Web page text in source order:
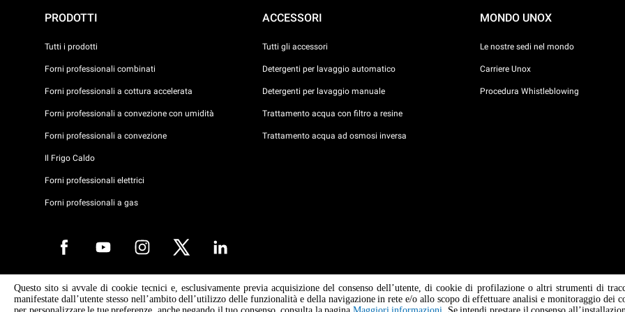
PRODOTTI
Tutti i prodotti
Forni professionali combinati
Forni professionali a cottura accelerata
Forni professionali a convezione con umidità
Forni professionali a convezione
Il Frigo Caldo
Forni professionali elettrici
Forni professionali a gas
ACCESSORI
Tutti gli accessori
Detergenti per lavaggio automatico
Detergenti per lavaggio manuale
Trattamento acqua con filtro a resine
Trattamento acqua ad osmosi inversa
MONDO UNOX
Le nostre sedi nel mondo
Carriere Unox
Procedura Whistleblowing
Copyright 2026 UNOX S.p.A. Tutti i diritti riservati. Reg. Imp. Padova n°
04230750285 - R.E.A. Padova 372835 - Cap. Soc. 5.000.000 € i.v - P.IVA / C.F.
Questo sito si avvale di cookie tecnici e, esclusivamente previa acquisizione del consenso dell’utente, di cookie di profilazione o altri strumenti di
manifestate dall’utente stesso nell’ambito dell’utilizzo delle funzionalità e della navigazione in rete e/o allo scopo di effettuare analisi e monitoraggio